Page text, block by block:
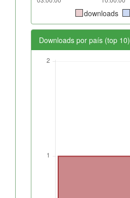
downloads
Downloads por país (top 10)